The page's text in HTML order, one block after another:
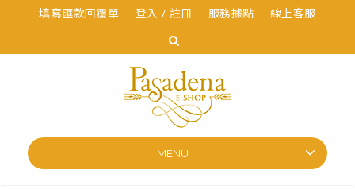
填寫匯款回覆單 登入 / 註冊 服務據點 線上客服
MENU